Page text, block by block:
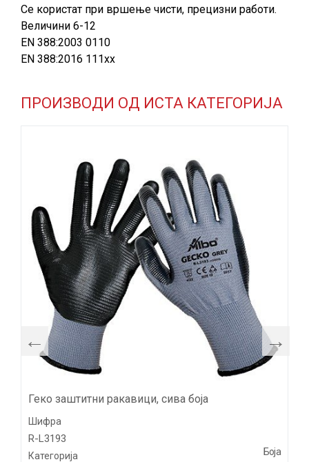
Се користат при вршење чисти, прецизни работи.
Величини 6-12
EN 388:2003 0110
EN 388:2016 111xx
ПРОИЗВОДИ ОД ИСТА КАТЕГОРИЈА
Геко заштитни ракавици, сива боја
Шифра
R-L3193
Категорија Боја